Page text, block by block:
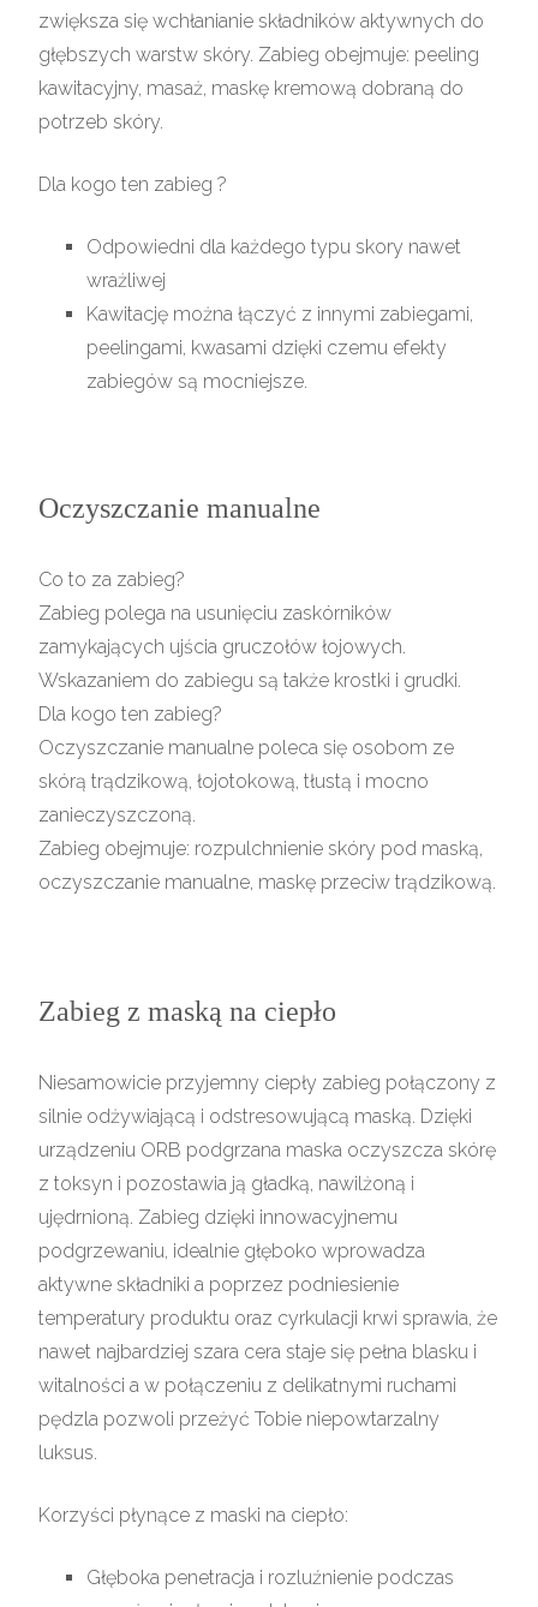
zwiększa się wchłanianie składników aktywnych do
głębszych warstw skóry. Zabieg obejmuje: peeling
kawitacyjny, masaż, maskę kremową dobraną do
potrzeb skóry.
Dla kogo ten zabieg ?
Odpowiedni dla każdego typu skory nawet
wrażliwej
Kawitację można łączyć z innymi zabiegami,
peelingami, kwasami dzięki czemu efekty
zabiegów są mocniejsze.
Oczyszczanie manualne
Co to za zabieg?
Zabieg polega na usunięciu zaskórników
zamykających ujścia gruczołów łojowych.
Wskazaniem do zabiegu są także krostki i grudki.
Dla kogo ten zabieg?
Oczyszczanie manualne poleca się osobom ze
skórą trądzikową, łojotokową, tłustą i mocno
zanieczyszczoną.
Zabieg obejmuje: rozpulchnienie skóry pod maską,
oczyszczanie manualne, maskę przeciw trądzikową.
Zabieg z maską na ciepło
Niesamowicie przyjemny ciepły zabieg połączony z
silnie odżywiającą i odstresowującą maską. Dzięki
urządzeniu ORB podgrzana maska oczyszcza skórę
z toksyn i pozostawia ją gładką, nawilżoną i
ujędrnioną. Zabieg dzięki innowacyjnemu
podgrzewaniu, idealnie głęboko wprowadza
aktywne składniki a poprzez podniesienie
temperatury produktu oraz cyrkulacji krwi sprawia, że
nawet najbardziej szara cera staje się pełna blasku i
witalności a w połączeniu z delikatnymi ruchami
pędzla pozwoli przeżyć Tobie niepowtarzalny
luksus.
Korzyści płynące z maski na ciepło:
Głęboka penetracja i rozluźnienie podczas